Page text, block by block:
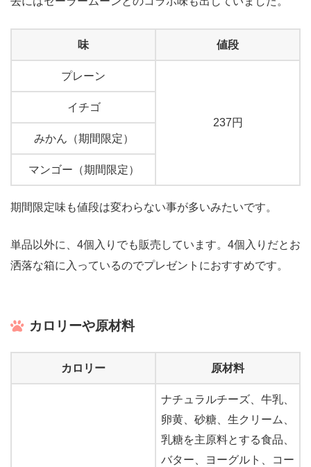
味 値段
プレーン
237円
イチゴ
みかん（期間限定）
マンゴー（期間限定）
期間限定味も値段は変わらない事が多いみたいです。
単品以外に、4個入りでも販売しています。4個入りだとお
洒落な箱に入っているのでプレゼントにおすすめです。
カロリーや原材料
カロリー 原材料
ナチュラルチーズ、牛乳、
卵黄、砂糖、生クリーム、
乳糖を主原料とする食品、
バター、ヨーグルト、コー